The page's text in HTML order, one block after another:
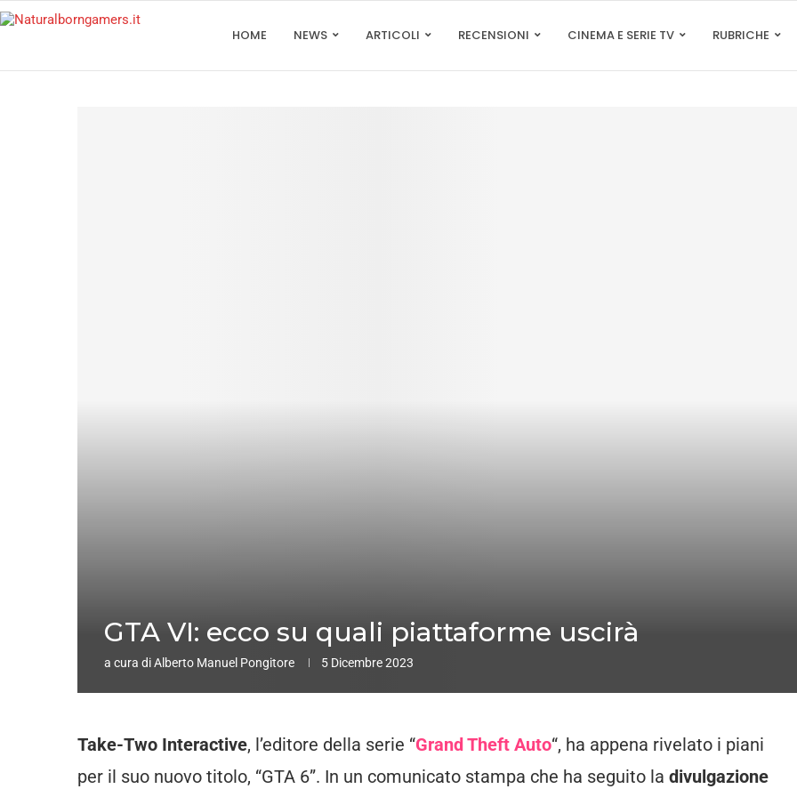
HOME NEWS ARTICOLI RECENSIONI CINEMA E SERIE TV RUBRICHE
GTA VI: ecco su quali piattaforme uscirà
a cura diAlberto Manuel Pongitore 5 Dicembre 2023
Take-Two Interactive, l’editore della serie “Grand Theft Auto“, ha appena rivelato i piani
per il suo nuovo titolo, “GTA 6”. In un comunicato stampa che ha seguito la divulgazione